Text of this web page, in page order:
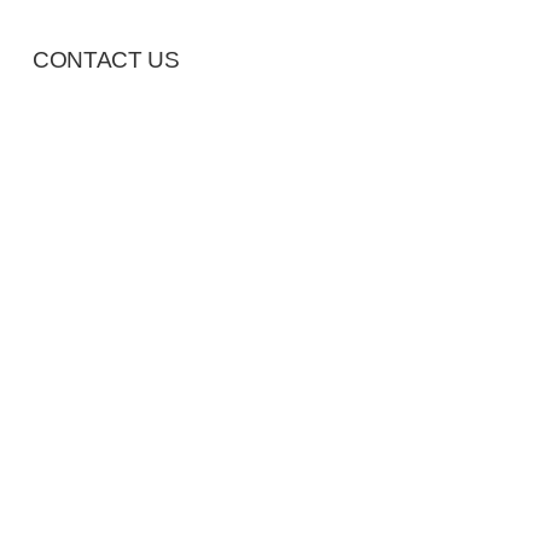
CONTACT US